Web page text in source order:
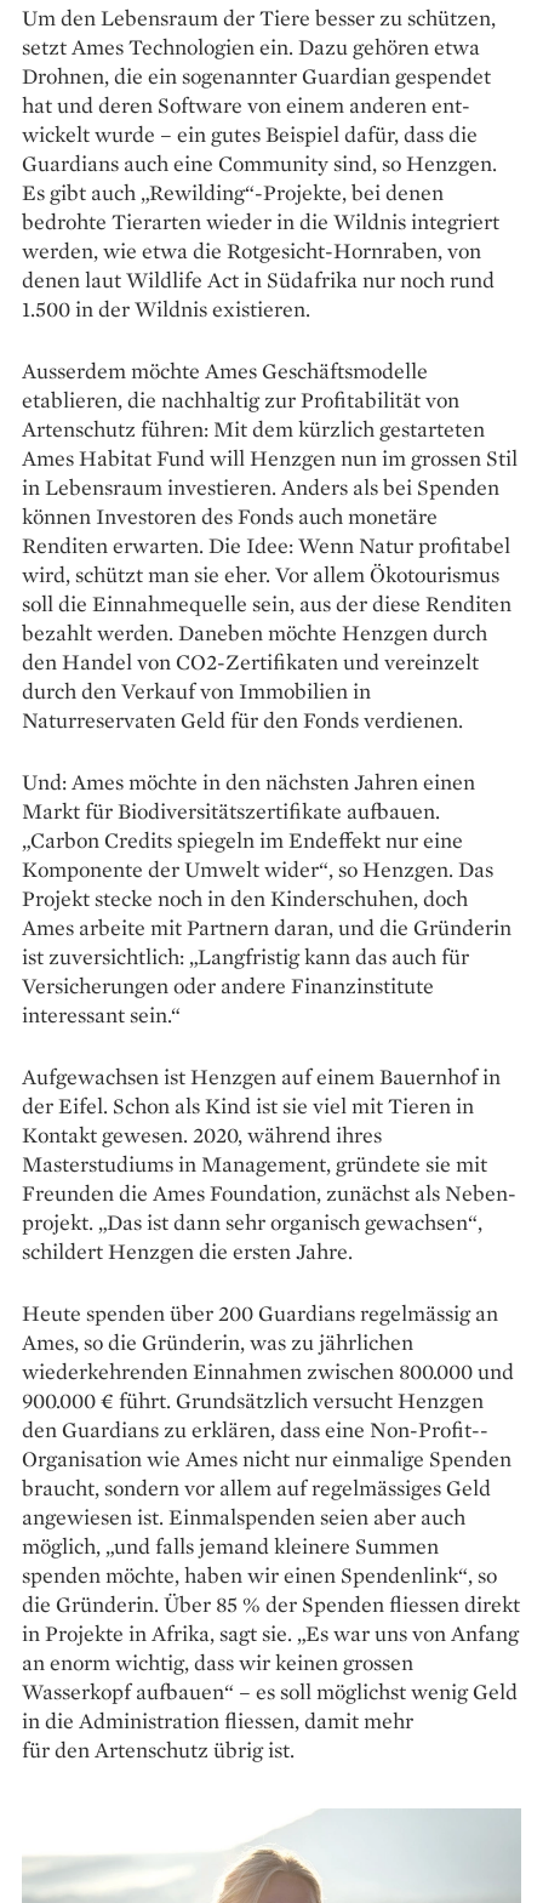
Um den Lebensraum der Tiere besser zu schützen,
setzt Ames Technologien ein. Dazu gehören etwa
Drohnen, die ein sogenannter Guardian gespendet
hat und deren Software von einem anderen ent­
wickelt wurde – ein gutes Beispiel dafür, dass die
Guardians auch eine Community sind, so Henzgen.
Es gibt auch „Rewilding“-Projekte, bei denen
bedrohte Tierarten wieder in die Wildnis integriert
werden, wie etwa die Rotgesicht-Hornraben, von
denen laut Wildlife Act in Südafrika nur noch rund
1.500 in der Wildnis existieren.
Ausserdem möchte Ames Geschäftsmodelle
etablieren, die nachhaltig zur Profitabilität von
Artenschutz führen: Mit dem kürzlich gestarteten
Ames Habitat Fund will Henzgen nun im grossen Stil
in Lebensraum investieren. Anders als bei Spenden
können Investoren des Fonds auch monetäre
Renditen erwarten. Die Idee: Wenn Natur profitabel
wird, schützt man sie eher. Vor allem Ökotourismus
soll die Einnahmequelle sein, aus der diese Renditen
bezahlt werden. Daneben möchte Henzgen durch
den Handel von CO2-Zertifikaten und ver­einzelt
durch den Verkauf von ­Immobilien in
Naturreservaten Geld für den Fonds verdienen.
Und: Ames möchte in den nächsten Jahren einen
Markt für Biodiversitätszertifikate aufbauen.
„Carbon Credits spiegeln im Endeffekt nur eine
Komponente der Umwelt wider“, so Henzgen. Das
Projekt stecke noch in den Kinderschuhen, doch
Ames arbeite mit Partnern daran, und die Gründerin
ist zuversichtlich: „Langfristig kann das auch für
Versicherungen oder andere Finanzinstitute
interessant sein.“
Aufgewachsen ist Henzgen auf einem Bauernhof in
der Eifel. Schon als Kind ist sie viel mit Tieren in
Kontakt gewesen. 2020, während ihres
Masterstudiums in Management, gründete sie mit
Freunden die Ames Foundation, zunächst als Neben­
projekt. „Das ist dann sehr organisch gewachsen“,
schildert Henzgen die ersten Jahre.
Heute spenden über 200 Guar­dians regelmässig an
Ames, so die Gründerin, was zu jährlichen
wiederkehrenden Einnahmen zwischen 800.000 und
900.000 € führt. Grundsätzlich versucht Henzgen
den Guardians zu erklären, dass eine Non-Profit-­
Organisation wie Ames nicht nur einmalige ­Spenden
braucht, sondern vor allem auf ­regelmässiges Geld
angewiesen ist. Einmalspenden seien aber auch
möglich, „und falls jemand kleinere Summen
spenden möchte, haben wir einen Spendenlink“, so
die Gründerin. Über 85 % der Spenden fliessen direkt
in Projekte in Afrika, sagt sie. „Es war uns von Anfang
an enorm wichtig, dass wir keinen grossen
Wasserkopf aufbauen“ – es soll möglichst wenig Geld
in die Ad­ministration fliessen, damit mehr
für den Artenschutz übrig ist.